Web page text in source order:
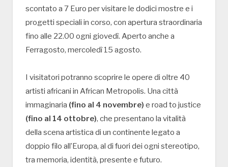
scontato a 7 Euro per visitare le dodici mostre e i
progetti speciali in corso, con apertura straordinaria
fino alle 22.00 ogni giovedì. Aperto anche a
Ferragosto, mercoledì 15 agosto.
I visitatori potranno scoprire le opere di oltre 40
artisti africani in African Metropolis. Una città
immaginaria (fino al 4 novembre) e road to justice
(fino al 14 ottobre), che presentano la vitalità
della scena artistica di un continente legato a
doppio filo all’Europa, al di fuori dei ogni stereotipo,
tra memoria, identità, presente e futuro.